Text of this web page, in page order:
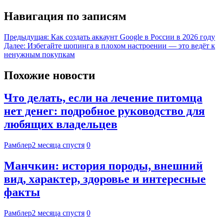
Навигация по записям
Предыдущая: Как создать аккаунт Google в России в 2026 году
Далее: Избегайте шопинга в плохом настроении — это ведёт к
ненужным покупкам
Похожие новости
Что делать, если на лечение питомца
нет денег: подробное руководство для
любящих владельцев
Рамблер2 месяца спустя 0
Манчкин: история породы, внешний
вид, характер, здоровье и интересные
факты
Рамблер2 месяца спустя 0